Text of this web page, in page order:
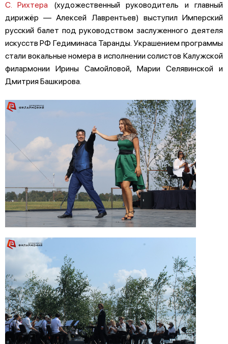
С. Рихтера (художественный руководитель и главный
дирижёр — Алексей Лаврентьев) выступил Имперский
русский балет под руководством заслуженного деятеля
искусств РФ Гедиминаса Таранды. Украшением программы
стали вокальные номера в исполнении солистов Калужской
филармонии Ирины Самойловой, Марии Селявинской и
Дмитрия Башкирова.